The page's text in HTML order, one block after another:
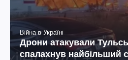
Війна в Україні
Дрони атакували
спалахнув найбільший